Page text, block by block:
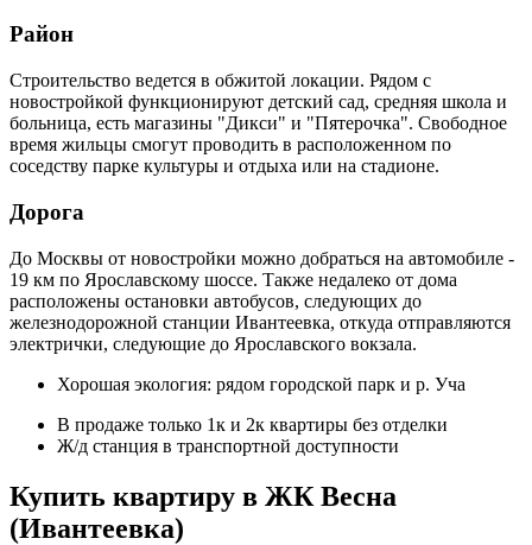
Район
Строительство ведется в обжитой локации. Рядом с
новостройкой функционируют детский сад, средняя школа и
больница, есть магазины "Дикси" и "Пятерочка". Свободное
время жильцы смогут проводить в расположенном по
соседству парке культуры и отдыха или на стадионе.
Дорога
До Москвы от новостройки можно добраться на автомобиле -
19 км по Ярославскому шоссе. Также недалеко от дома
расположены остановки автобусов, следующих до
железнодорожной станции Ивантеевка, откуда отправляются
электрички, следующие до Ярославского вокзала.
Хорошая экология: рядом городской парк и р. Уча
В продаже только 1к и 2к квартиры без отделки
Ж/д станция в транспортной доступности
Купить квартиру в ЖК Весна
(Ивантеевка)